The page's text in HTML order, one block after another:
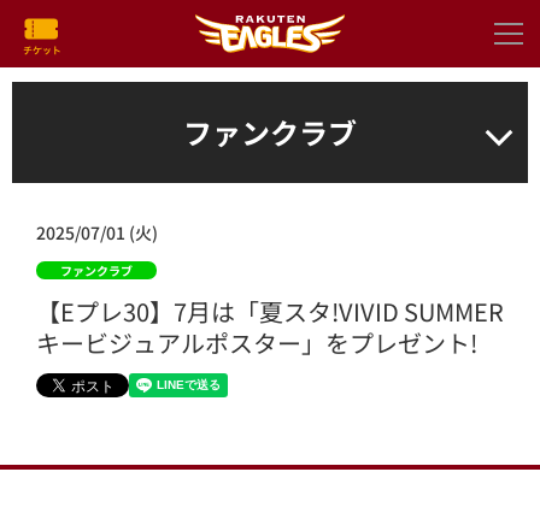
ファンクラブ
2025/07/01 (火)
ファンクラブ
【Eプレ30】7月は「夏スタ!VIVID SUMMER
キービジュアルポスター」をプレゼント!